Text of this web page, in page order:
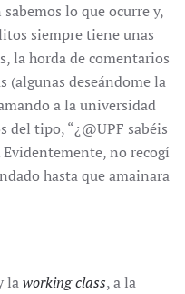
lo que ocurre y,
siempre tiene unas
la horda de comentarios
(algunas deseándome la
a la universidad
del tipo, “¿@UPF sabéis
no recogí
hasta que amainara
laworking class, a la